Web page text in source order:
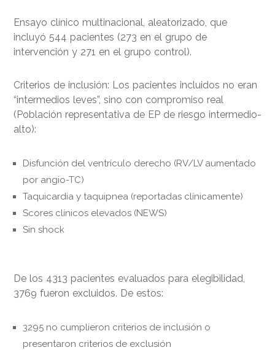
Ensayo clínico multinacional, aleatorizado, que
incluyó 544 pacientes (273 en el grupo de
intervención y 271 en el grupo control).
Criterios de inclusión: Los pacientes incluidos no eran
“intermedios leves”, sino con compromiso real
(Población representativa de EP de riesgo intermedio-
alto):
Disfunción del ventrículo derecho (RV/LV aumentado
por angio-TC)
Taquicardia y taquipnea (reportadas clínicamente)
Scores clínicos elevados (NEWS)
Sin shock
De los 4313 pacientes evaluados para elegibilidad,
3769 fueron excluidos. De estos:
3295 no cumplieron criterios de inclusión o
presentaron criterios de exclusión